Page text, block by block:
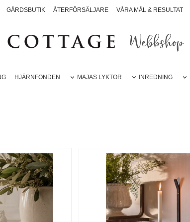
GÅRDSBUTIK ÅTERFÖRSÄLJARE VÅRA MÅL & RESULTAT
Webbshop
HJÄRNFONDEN MAJAS LYKTOR INREDNING